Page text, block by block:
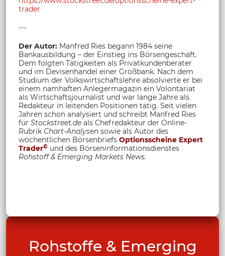
trader
---
Der Autor: Manfred Ries begann 1984 seine
Bankausbildung – der Einstieg ins Börsengeschäft.
Dem folgten Tätigkeiten als Privatkundenberater
und im Devisenhandel einer Großbank. Nach dem
Studium der Volkswirtschaftslehre absolvierte er bei
einem namhaften Anlegermagazin ein Volontariat
als Wirtschaftsjournalist und war lange Jahre als
Redakteur in leitenden Positionen tätig. Seit vielen
Jahren schon analysiert und schreibt Manfred Ries
für Stockstreet.de als Chefredakteur der Online-
Rubrik Chart-Analysen sowie als Autor des
wöchentlichen Börsenbriefs Optionsscheine Expert
Trader© und des Börseninformationsdienstes
Rohstoff & Emerging Markets News.
Rohstoffe & Emerging